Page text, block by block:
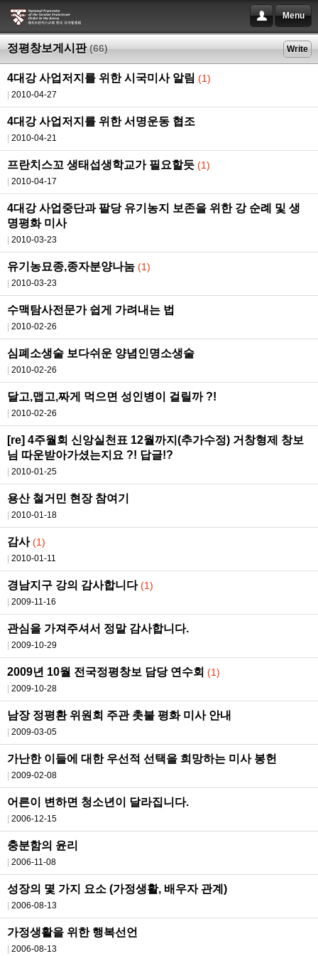
Menu
정평창보게시판 (66) Write
4대강 사업저지를 위한 시국미사 알림 (1)
2010-04-27
4대강 사업저지를 위한 서명운동 협조
2010-04-21
프란치스꼬 생태섭생학교가 필요할듯 (1)
2010-04-17
4대강 사업중단과 팔당 유기농지 보존을 위한 강 순례 및 생
명평화 미사
2010-03-23
유기농묘종,종자분양나눔 (1)
2010-03-23
수맥탐사전문가 쉽게 가려내는 법
2010-02-26
심폐소생술 보다쉬운 양념인명소생술
2010-02-26
달고,맵고,짜게 먹으면 성인병이 걸릴까 ?!
2010-02-26
[re] 4주월회 신앙실천표 12월까지(추가수정) 거창형제 창보
님 따운받아가셨는지요 ?! 답글!?
2010-01-25
용산 철거민 현장 참여기
2010-01-18
감사 (1)
2010-01-11
경남지구 강의 감사합니다 (1)
2009-11-16
관심을 가져주셔서 정말 감사합니다.
2009-10-29
2009년 10월 전국정평창보 담당 연수회 (1)
2009-10-28
남장 정평환 위원회 주관 촛불 평화 미사 안내
2009-03-05
가난한 이들에 대한 우선적 선택을 희망하는 미사 봉헌
2009-02-08
어른이 변하면 청소년이 달라집니다.
2006-12-15
충분함의 윤리
2006-11-08
성장의 몇 가지 요소 (가정생활, 배우자 관계)
2006-08-13
가정생활을 위한 행복선언
2006-08-13